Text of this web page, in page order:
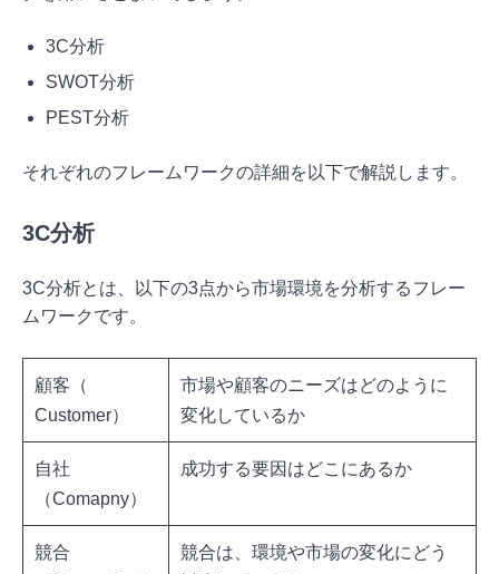
3C分析
SWOT分析
PEST分析
それぞれのフレームワークの詳細を以下で解説します。
3C分析
3C分析とは、以下の3点から市場環境を分析するフレー
ムワークです。
顧客（
Customer）
市場や顧客のニーズはどのように
変化しているか
自社
（Comapny）
成功する要因はどこにあるか
競合
競合は、環境や市場の変化にどう